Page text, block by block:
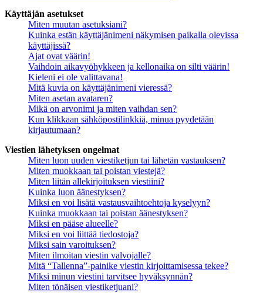
Käyttäjän asetukset
Miten muutan asetuksiani?
Kuinka estän käyttäjänimeni näkymisen paikalla olevissa
käyttäjissä?
Ajat ovat väärin!
Vaihdoin aikavyöhykkeen ja kellonaika on silti väärin!
Kieleni ei ole valittavana!
Mitä kuvia on käyttäjänimeni vieressä?
Miten asetan avataren?
Mikä on arvonimi ja miten vaihdan sen?
Kun klikkaan sähköpostilinkkiä, minua pyydetään
kirjautumaan?
Viestien lähetyksen ongelmat
Miten luon uuden viestiketjun tai lähetän vastauksen?
Miten muokkaan tai poistan viestejä?
Miten liitän allekirjoituksen viestiini?
Kuinka luon äänestyksen?
Miksi en voi lisätä vastausvaihtoehtoja kyselyyn?
Kuinka muokkaan tai poistan äänestyksen?
Miksi en pääse alueelle?
Miksi en voi liittää tiedostoja?
Miksi sain varoituksen?
Miten ilmoitan viestin valvojalle?
Mitä “Tallenna”-painike viestin kirjoittamisessa tekee?
Miksi minun viestini tarvitsee hyväksynnän?
Miten tönäisen viestiketjuani?